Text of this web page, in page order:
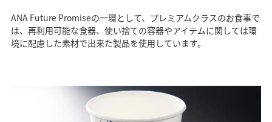
ANA Future Promiseの一環として、プレミアムクラスのお食事で
は、再利用可能な食器、使い捨ての容器やアイテムに関しては環
境に配慮した素材で出来た製品を使用しています。